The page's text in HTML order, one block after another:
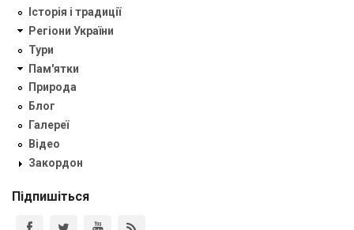
Історія і традиції
Регіони України
Тури
Пам'ятки
Природа
Блог
Галереї
Відео
Закордон
Підпишіться